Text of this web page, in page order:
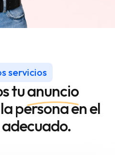
servicios
tuanuncio
persona en el